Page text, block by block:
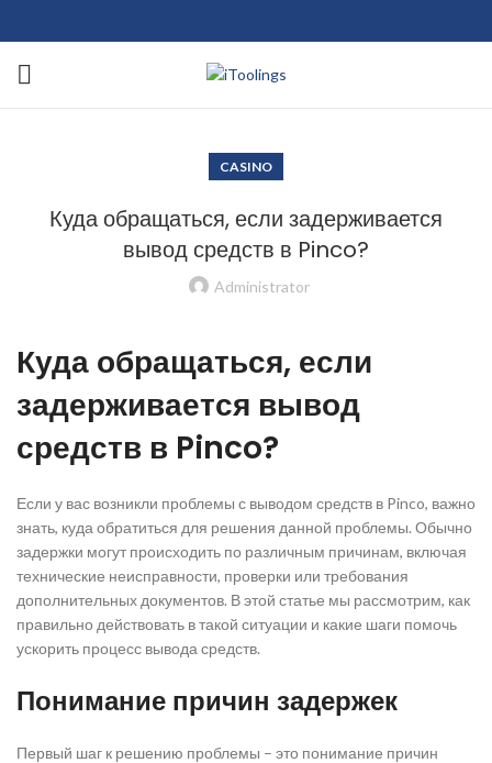
CASINO
Куда обращаться, если задерживается
вывод средств в Pinco?
Administrator
Куда обращаться, если
задерживается вывод
средств в Pinco?
Если у вас возникли проблемы с выводом средств в Pinco, важно
знать, куда обратиться для решения данной проблемы. Обычно
задержки могут происходить по различным причинам, включая
технические неисправности, проверки или требования
дополнительных документов. В этой статье мы рассмотрим, как
правильно действовать в такой ситуации и какие шаги помочь
ускорить процесс вывода средств.
Понимание причин задержек
Первый шаг к решению проблемы – это понимание причин